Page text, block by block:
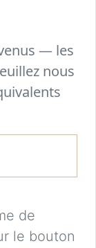
— les
nous
de
le bouton